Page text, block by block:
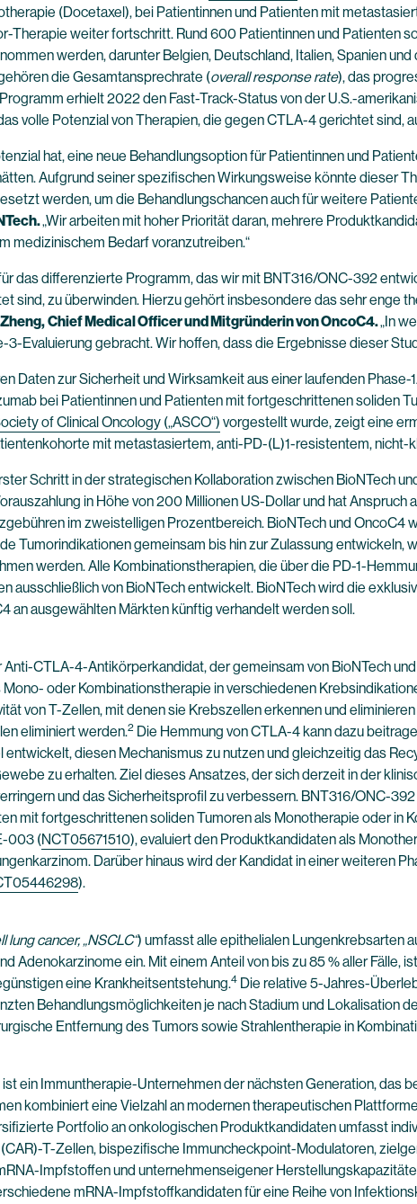
(Docetaxel), bei Patientinnen und Patienten mit
Therapie weiter fortschritt. Rund 600 Patientinnen und Patienten
werden, darunter Belgien, Deutschland, Italien, Spanien
die Gesamtansprechrate (overall response rate), das
erhielt 2022 den Fast-Track-Status von der U.S.-
volle Potenzial von Therapien, die gegen CTLA-4 gerichtet sind,
hat, eine neue Behandlungsoption für Patientinnen und
Aufgrund seiner spezifischen Wirkungsweise könnte dieser
werden, um die Behandlungschancen auch für weitere
„Wir arbeiten mit hoher Priorität daran, mehrere
medizinischem Bedarf voranzutreiben.“
das differenzierte Programm, das wir mit BNT316/ONC-392
sind, zu überwinden. Hierzu gehört insbesondere das sehr enge
Zheng,Chief Medical Officer und Mitgründerin von OncoC4.„In
Evaluierung gebracht. Wir hoffen, dass die Ergebnisse dieser
Daten zur Sicherheit und Wirksamkeit aus einer laufenden Phase-
bei Patientinnen und Patienten mit fortgeschrittenen soliden
of Clinical Oncology („ASCO“) vorgestellt wurde, zeigt eine
mit metastasiertem, anti-PD-(L)1-resistentem, nicht-
Schritt in der strategischen Kollaboration zwischen BioNTech
in Höhe von 200 Millionen US-Dollar und hat
im zweistelligen Prozentbereich. BioNTech und
Tumorindikationen gemeinsam bis hin zur Zulassung
werden. Alle Kombinationstherapien, die über die PD-1-
ausschließlich von BioNTech entwickelt. BioNTech wird die
an ausgewählten Märkten künftig verhandelt werden soll.
CTLA-4-Antikörperkandidat, der gemeinsam von BioNTech
oder Kombinationstherapie in verschiedenen
von T-Zellen, mit denen sie Krebszellen erkennen und
eliminiert werden.2 Die Hemmung von CTLA-4 kann dazu
diesen Mechanismus zu nutzen und gleichzeitig das
zu erhalten. Ziel dieses Ansatzes, der sich derzeit in der
und das Sicherheitsprofil zu verbessern. BNT316/ONC-
mit fortgeschrittenen soliden Tumoren als Monotherapie oder in
003 (NCT05671510), evaluiert den Produktkandidaten als
Darüber hinaus wird der Kandidat in einer weiteren
).
lung cancer, „NSCLC“) umfasst alle epithelialen Lungenkrebsarten
Adenokarzinome ein. Mit einem Anteil von bis zu 85 % aller Fälle,
eine Krankheitsentstehung.4 Die relative 5-Jahres-
Behandlungsmöglichkeiten je nach Stadium und Lokalisation
Entfernung des Tumors sowie Strahlentherapie in
ein Immuntherapie-Unternehmen der nächsten Generation, das
kombiniert eine Vielzahl an modernen therapeutischen
Portfolio an onkologischen Produktkandidaten umfasst
T-Zellen, bispezifische Immuncheckpoint-Modulatoren,
Impfstoffen und unternehmenseigener
mRNA-Impfstoffkandidaten für eine Reihe von